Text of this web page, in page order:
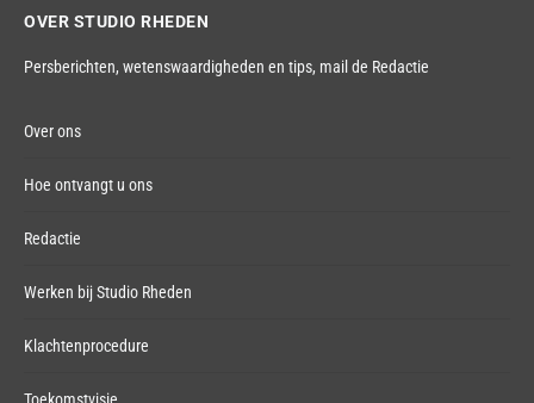
OVER STUDIO RHEDEN
Persberichten, wetenswaardigheden en tips, mail de Redactie
Over ons
Hoe ontvangt u ons
Redactie
Werken bij Studio Rheden
Klachtenprocedure